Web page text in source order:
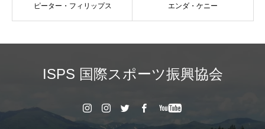
ピーター・フィリップス エンダ・ケニー
ISPS 国際スポーツ振興協会